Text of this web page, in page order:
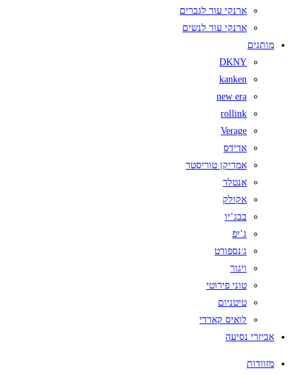
ארנקי עור לגברים
ארנקי עור לנשים
מותגים
DKNY
kanken
new era
rollink
Verage
אדידס
אמריקן טוריסטר
אנטלר
אקולק
בבג’יו
ג’יפ
ג׳נספורט
ויגור
טוני פירוטי
טיטניום
לואיס קארדי
אביזרי נסיעה
מזוודות